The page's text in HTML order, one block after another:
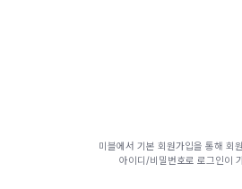
미블에서 기본 회원가입을 통해 회
아이디/비밀번호로 로그인이